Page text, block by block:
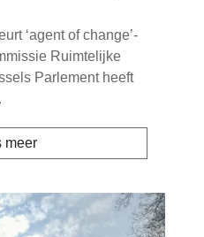
‘agent of change’-
Ruimtelijke
Parlement heeft
meer